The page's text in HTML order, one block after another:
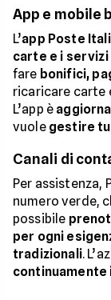
App e mobile
L’app Poste
carte e i servizi
fare bonifici,
ricaricare carte
L’app è
vuole gestire
Canali di
Per assistenza,
numero verde,
possibile
per ogni
tradizionali.
continuamente